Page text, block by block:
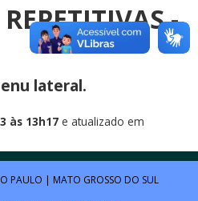
-
lateral.
às 13h17e atualizado em
PAULO | MATO GROSSO DO SUL